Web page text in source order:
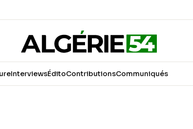
InterviewsÉditoContributionsCommuniqués